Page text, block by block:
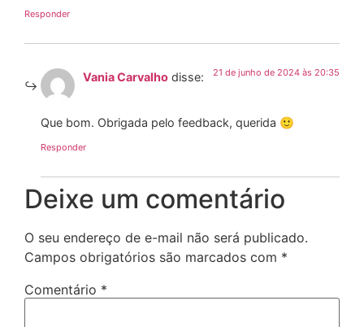
Responder
Vania Carvalho disse: 21 de junho de 2024 às 20:35
Que bom. Obrigada pelo feedback, querida 🙂
Responder
Deixe um comentário
O seu endereço de e-mail não será publicado.
Campos obrigatórios são marcados com *
Comentário *